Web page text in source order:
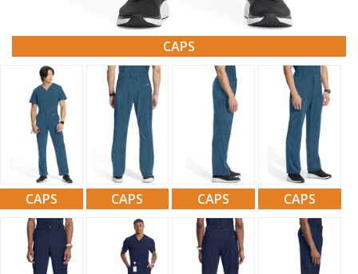
CAPS
CAPS CAPS CAPS CAPS